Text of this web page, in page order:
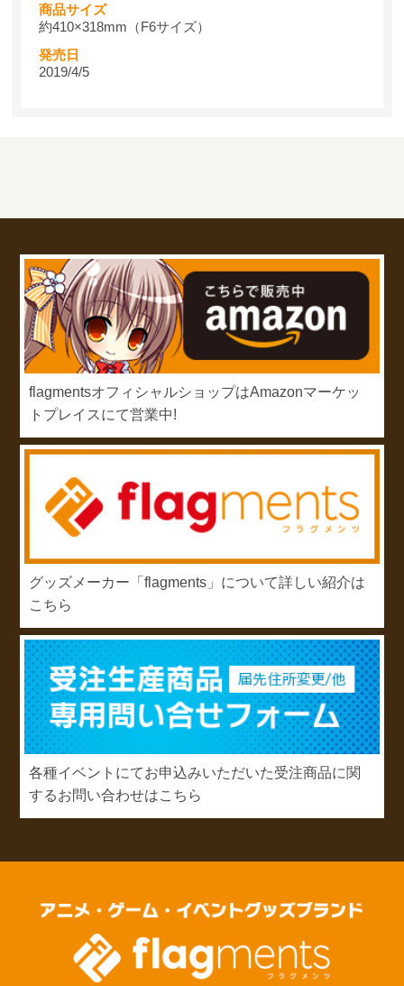
商品サイズ
約410×318mm（F6サイズ）
発売日
2019/4/5
flagmentsオフィシャルショップはAmazonマーケッ
トプレイスにて営業中!
グッズメーカー「flagments」について詳しい紹介は
こちら
各種イベントにてお申込みいただいた受注商品に関
するお問い合わせはこちら